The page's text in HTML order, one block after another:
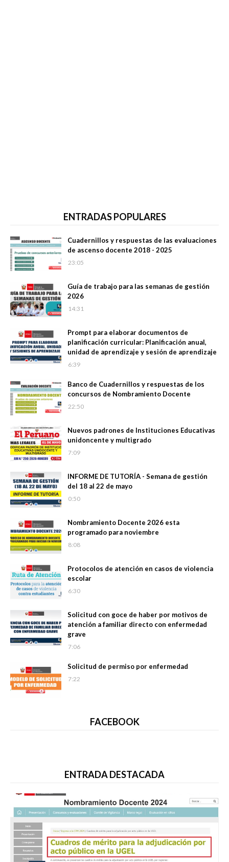
ENTRADAS POPULARES
Cuadernillos y respuestas de las evaluaciones
de ascenso docente 2018 - 2025
23:05
Guía de trabajo para las semanas de gestión
2026
14:31
Prompt para elaborar documentos de
planificación curricular: Planificación anual,
unidad de aprendizaje y sesión de aprendizaje
6:39
Banco de Cuadernillos y respuestas de los
concursos de Nombramiento Docente
22:50
Nuevos padrones de Instituciones Educativas
unidoncente y multigrado
7:09
INFORME DE TUTORÍA - Semana de gestión
del 18 al 22 de mayo
0:50
Nombramiento Docente 2026 esta
programado para noviembre
8:08
Protocolos de atención en casos de violencia
escolar
6:30
Solicitud con goce de haber por motivos de
atención a familiar directo con enfermedad
grave
7:06
Solicitud de permiso por enfermedad
7:22
FACEBOOK
ENTRADA DESTACADA